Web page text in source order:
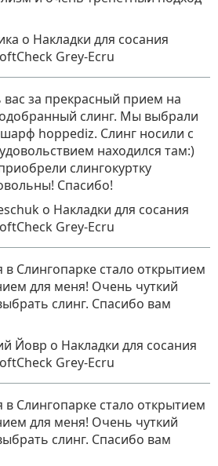
о Накладки для сосания
Grey-Ecru
за прекрасный прием на
слинг. Мы выбрали
hoppediz. Слинг носили с
находился там:)
слингокуртку
Спасибо!
о Накладки для сосания
Grey-Ecru
в Слингопарке стало открытием
для меня! Очень чуткий
слинг. Спасибо вам
Йовр о Накладки для сосания
Grey-Ecru
в Слингопарке стало открытием
для меня! Очень чуткий
слинг. Спасибо вам